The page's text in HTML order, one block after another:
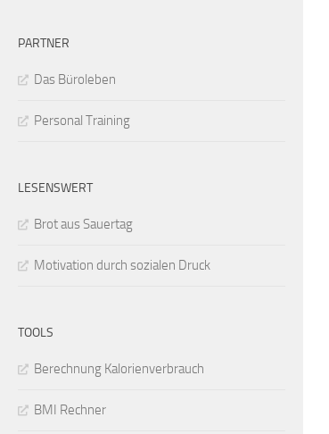
PARTNER
Das Büroleben
Personal Training
LESENSWERT
Brot aus Sauertag
Motivation durch sozialen Druck
TOOLS
Berechnung Kalorienverbrauch
BMI Rechner